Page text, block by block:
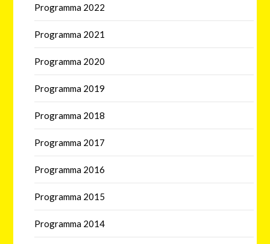
Programma 2022
Programma 2021
Programma 2020
Programma 2019
Programma 2018
Programma 2017
Programma 2016
Programma 2015
Programma 2014